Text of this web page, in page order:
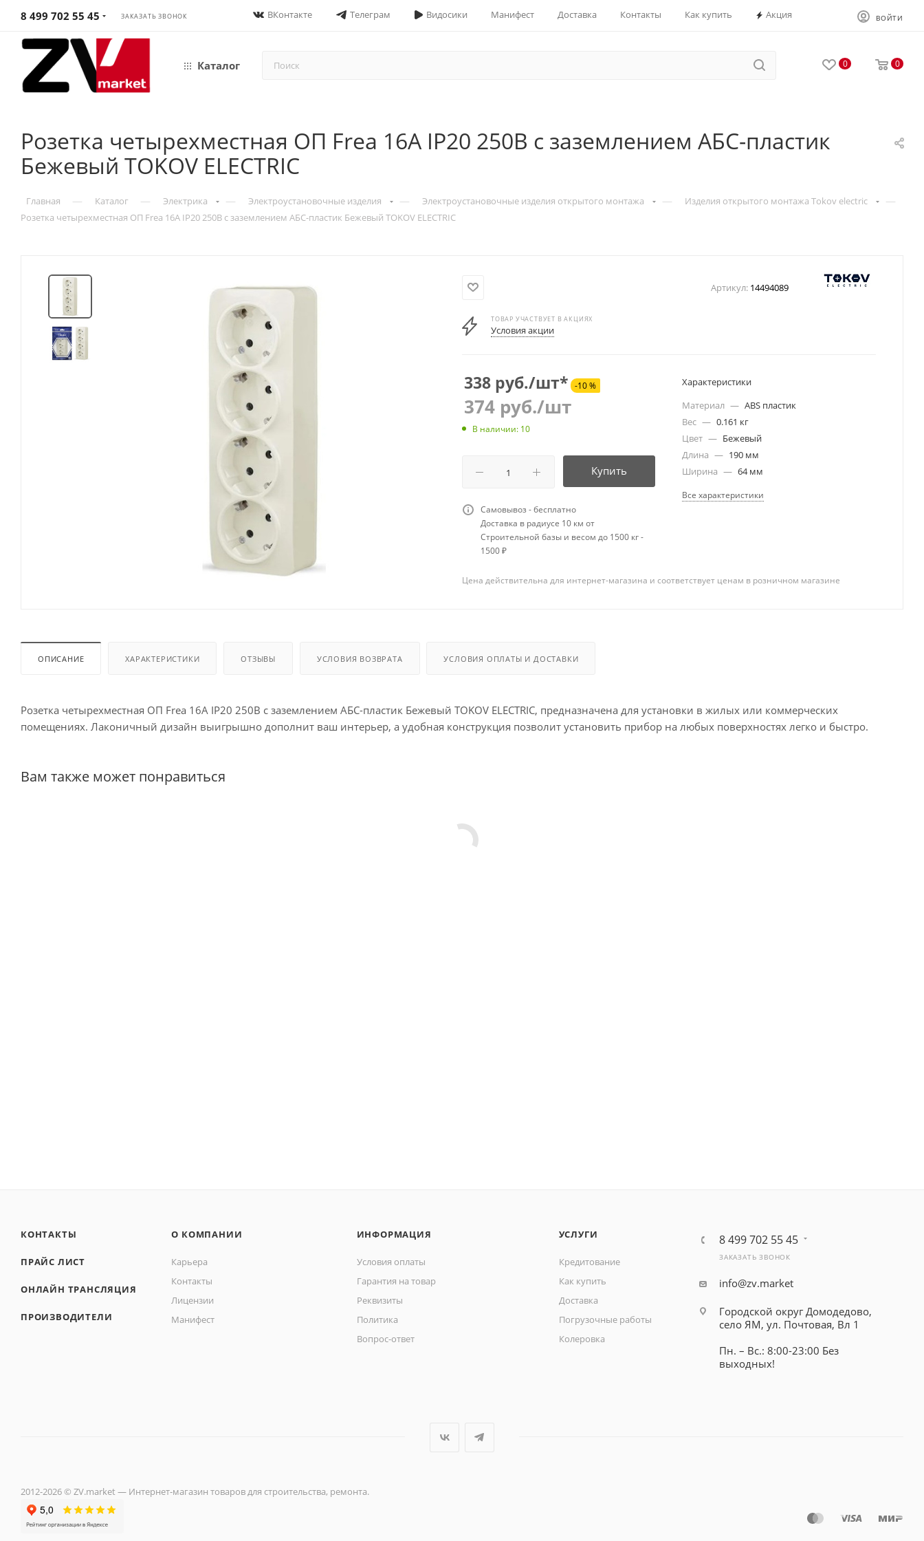
8 499 702 55 45 ЗАКАЗАТЬ ЗВОНОК ВКонтакте Телеграм Видосики Манифест Доставка Контакты Как купить Акция ВОЙТИ
Каталог 0 0
Розетка четырехместная ОП Frea 16А IP20 250В с заземлением АБС-пластик
Бежевый TOKOV ELECTRIC
Главная — Каталог — Электрика — Электроустановочные изделия — Электроустановочные изделия открытого монтажа — Изделия открытого монтажа Tokov electric —
Розетка четырехместная ОП Frea 16А IP20 250В с заземлением АБС-пластик Бежевый TOKOV ELECTRIC
Артикул: 14494089
ТОВАР УЧАСТВУЕТ В АКЦИЯХ
Условия акции
338 руб./шт* -10 %
374 руб./шт
В наличии: 10
Купить
Самовывоз - бесплатно
Доставка в радиусе 10 км от
Строительной базы и весом до 1500 кг -
1500 ₽
Характеристики
Материал — ABS пластик
Вес — 0.161 кг
Цвет — Бежевый
Длина — 190 мм
Ширина — 64 мм
Все характеристики
Цена действительна для интернет-магазина и соответствует ценам в розничном магазине
ОПИСАНИЕ ХАРАКТЕРИСТИКИ ОТЗЫВЫ УСЛОВИЯ ВОЗВРАТА УСЛОВИЯ ОПЛАТЫ И ДОСТАВКИ
Розетка четырехместная ОП Frea 16А IP20 250В с заземлением АБС-пластик Бежевый TOKOV ELECTRIC, предназначена для установки в жилых или коммерческих
помещениях. Лаконичный дизайн выигрышно дополнит ваш интерьер, а удобная конструкция позволит установить прибор на любых поверхностях легко и быстро.
Вам также может понравиться
КОНТАКТЫ
ПРАЙС ЛИСТ
ОНЛАЙН ТРАНСЛЯЦИЯ
ПРОИЗВОДИТЕЛИ
О КОМПАНИИ
Карьера
Контакты
Лицензии
Манифест
ИНФОРМАЦИЯ
Условия оплаты
Гарантия на товар
Реквизиты
Политика
Вопрос-ответ
УСЛУГИ
Кредитование
Как купить
Доставка
Погрузочные работы
Колеровка
8 499 702 55 45
ЗАКАЗАТЬ ЗВОНОК
info@zv.market
Городской округ Домодедово,
село ЯМ, ул. Почтовая, Вл 1
Пн. – Вс.: 8:00-23:00 Без
выходных!
2012-2026 © ZV.market — Интернет-магазин товаров для строительства, ремонта.